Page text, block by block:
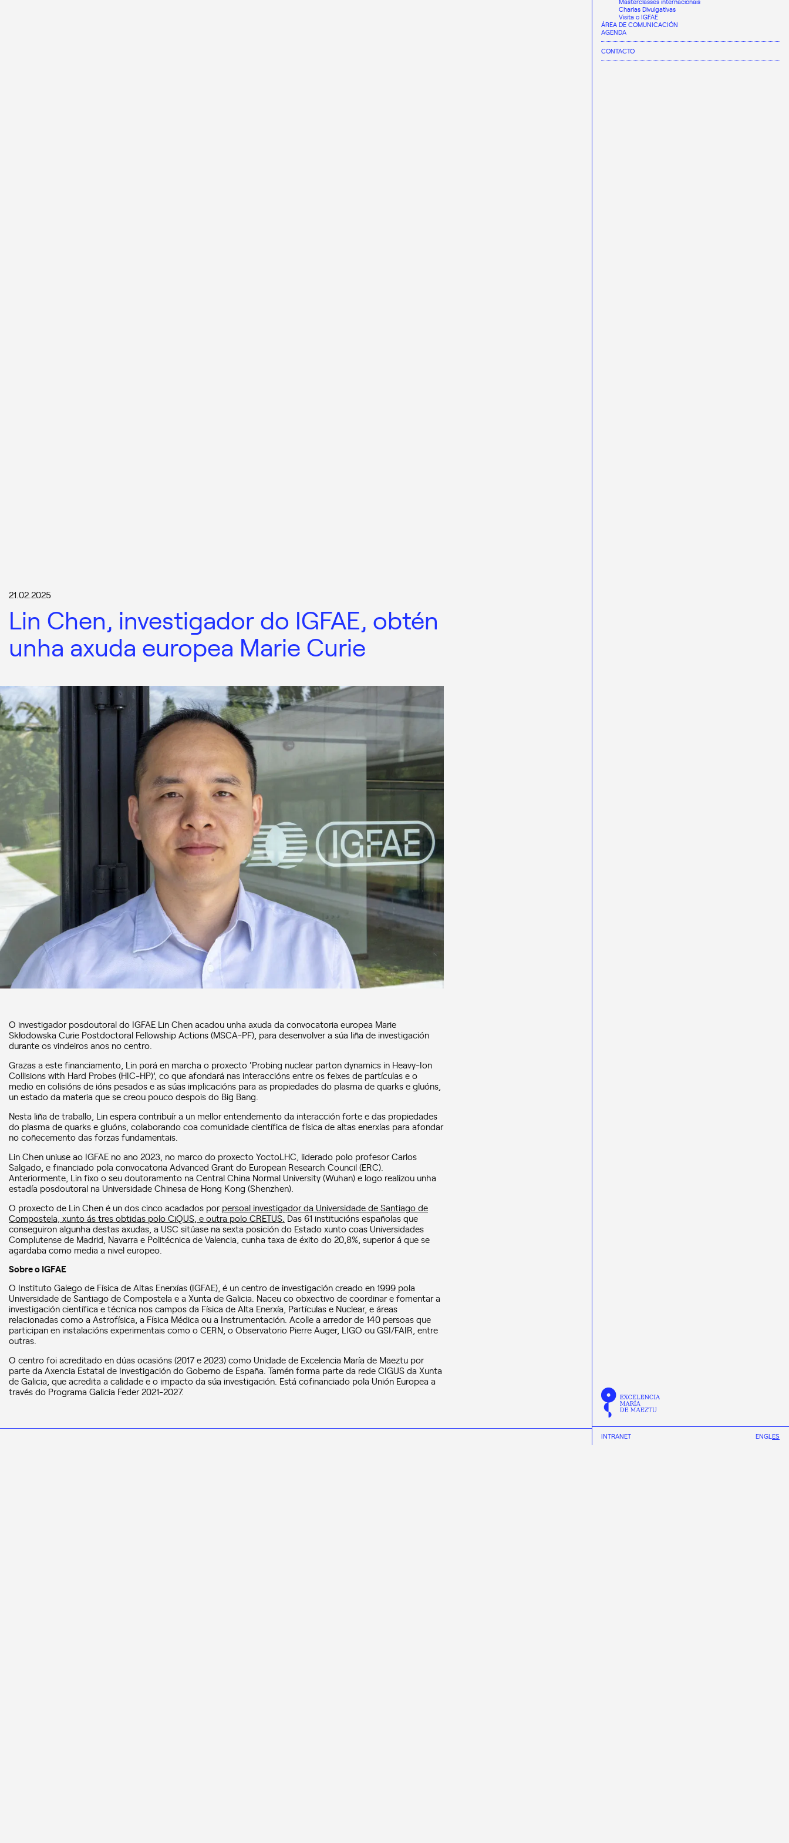
Charlas Divulgativas
Visita o IGFAE
ÁREA DE COMUNICACIÓN
AGENDA
CONTACTO
INTRANET ENGLES
21.02.2025
Lin Chen, investigador do IGFAE, obtén
unha axuda europea Marie Curie
O investigador posdoutoral do IGFAE Lin Chen acadou unha axuda da convocatoria europea Marie
Skłodowska Curie Postdoctoral Fellowship Actions (MSCA-PF), para desenvolver a súa liña de investigación
durante os vindeiros anos no centro.
Grazas a este financiamento, Lin porá en marcha o proxecto ‘Probing nuclear parton dynamics in Heavy-Ion
Collisions with Hard Probes (HIC-HP)’, co que afondará nas interaccións entre os feixes de partículas e o
medio en colisións de ións pesados e as súas implicacións para as propiedades do plasma de quarks e gluóns,
un estado da materia que se creou pouco despois do Big Bang.
Nesta liña de traballo, Lin espera contribuír a un mellor entendemento da interacción forte e das propiedades
do plasma de quarks e gluóns, colaborando coa comunidade científica de física de altas enerxías para afondar
no coñecemento das forzas fundamentais.
Lin Chen uniuse ao IGFAE no ano 2023, no marco do proxecto YoctoLHC, liderado polo profesor Carlos
Salgado, e financiado pola convocatoria Advanced Grant do European Research Council (ERC).
Anteriormente, Lin fixo o seu doutoramento na Central China Normal University (Wuhan) e logo realizou unha
estadía posdoutoral na Universidade Chinesa de Hong Kong (Shenzhen).
O proxecto de Lin Chen é un dos cinco acadados porpersoal investigador da Universidade de Santiago de
Compostela, xunto ás tres obtidas polo CiQUS, e outra polo CRETUS. Das 61 institucións españolas que
conseguiron algunha destas axudas, a USC sitúase na sexta posición do Estado xunto coas Universidades
Complutense de Madrid, Navarra e Politécnica de Valencia, cunha taxa de éxito do 20,8%, superior á que se
agardaba como media a nivel europeo.
Sobre o IGFAE
O Instituto Galego de Física de Altas Enerxías (IGFAE), é un centro de investigación creado en 1999 pola
Universidade de Santiago de Compostela e a Xunta de Galicia. Naceu co obxectivo de coordinar e fomentar a
investigación científica e técnica nos campos da Física de Alta Enerxía, Partículas e Nuclear, e áreas
relacionadas como a Astrofísica, a Física Médica ou a Instrumentación. Acolle a arredor de 140 persoas que
participan en instalacións experimentais como o CERN, o Observatorio Pierre Auger, LIGO ou GSI/FAIR, entre
outras.
O centro foi acreditado en dúas ocasións (2017 e 2023) como Unidade de Excelencia María de Maeztu por
parte da Axencia Estatal de Investigación do Goberno de España. Tamén forma parte da rede CIGUS da Xunta
de Galicia, que acredita a calidade e o impacto da súa investigación. Está cofinanciado pola Unión Europea a
través do Programa Galicia Feder 2021-2027.